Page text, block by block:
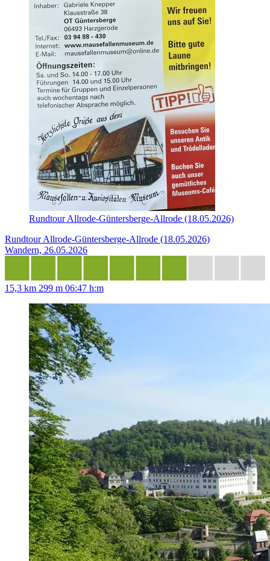
Rundtour Allrode-Güntersberge-Allrode (18.05.2026)
Rundtour Allrode-Güntersberge-Allrode (18.05.2026)
Wandern, 26.05.2026
15,3 km 299 m 06:47 h:m